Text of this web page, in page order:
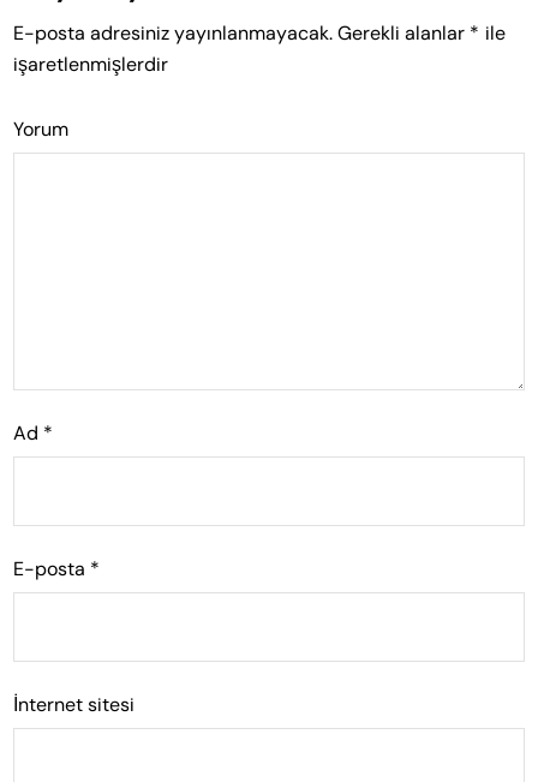
E-posta adresiniz yayınlanmayacak. Gerekli alanlar * ile
işaretlenmişlerdir
Yorum
Ad *
E-posta *
İnternet sitesi